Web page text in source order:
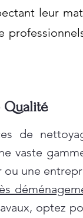
leur
Qualité
de
vaste
ou une
optez